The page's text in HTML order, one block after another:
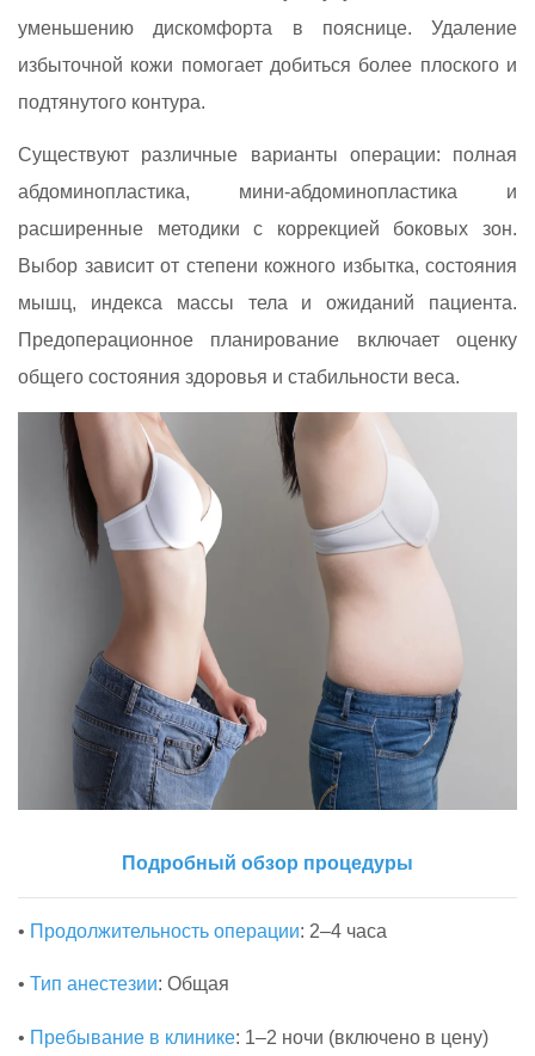
уменьшению дискомфорта в пояснице. Удаление
избыточной кожи помогает добиться более плоского и
подтянутого контура.
Существуют различные варианты операции: полная
абдоминопластика, мини-абдоминопластика и
расширенные методики с коррекцией боковых зон.
Выбор зависит от степени кожного избытка, состояния
мышц, индекса массы тела и ожиданий пациента.
Предоперационное планирование включает оценку
общего состояния здоровья и стабильности веса.
Подробный обзор процедуры
• Продолжительность операции: 2–4 часа
• Тип анестезии: Общая
• Пребывание в клинике: 1–2 ночи (включено в цену)